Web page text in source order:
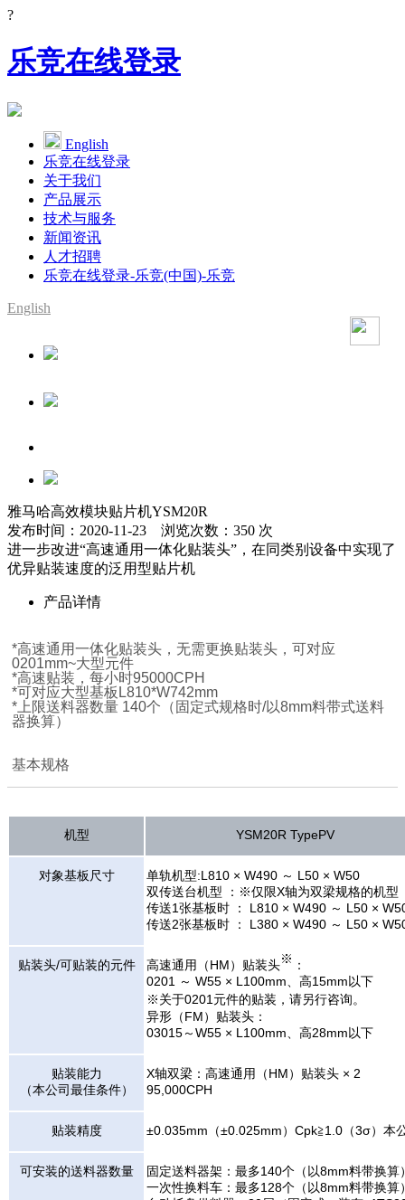
?
乐竞在线登录
English
乐竞在线登录
关于我们
产品展示
技术与服务
新闻资讯
人才招聘
乐竞在线登录-乐竞(中国)-乐竞
English
YAMAHA代理
雅马哈高效模块贴片机YSM20R
发布时间：2020-11-23 浏览次数：350 次
进一步改进“高速通用一体化贴装头”，在同类别设备中实现了
优异贴装速度的泛用型贴片机
产品详情
*高速通用一体化贴装头，无需更换贴装头，可对应
0201mm~大型元件
*高速贴装，每小时95000CPH
*可对应大型基板L810*W742mm
*上限送料器数量 140个（固定式规格时/以8mm料带式送料
器换算）
基本规格
机型 YSM20R TypePV
对象基板尺寸
单轨机型:L810 × W490 ～ L50 × W50
双传送台机型 ：※仅限X轴为双梁规格的机型
传送1张基板时 ： L810 × W490 ～ L50 ×
传送2张基板时 ： L380 × W490 ～ L50 ×
贴装头/可贴装的元件 高速通用（HM）贴装头※ ：
0201 ～ W55 × L100mm、高15mm以下
※关于0201元件的贴装，请另行咨询。
异形（FM）贴装头：
03015～W55 × L100mm、高28mm以下
贴装能力
（本公司最佳条件）
X轴双梁：高速通用（HM）贴装头 × 2
95,000CPH
贴装精度 ±0.035mm（±0.025mm）Cpk≧1.0（3σ）本
可安装的送料器数量
固定送料器架：最多140个（以8mm料带换算
一次性换料车：最多128个（以8mm料带换算